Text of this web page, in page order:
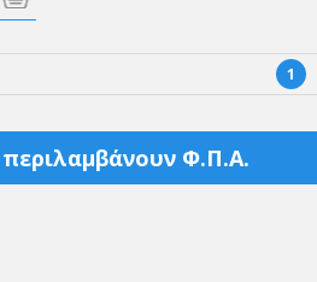
1
περιλαμβάνουν Φ.Π.Α.